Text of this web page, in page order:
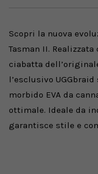
Scopri la nuova
Tasman II.
ciabatta
l’esclusivo
morbido EVA da
ottimale. Ideale da
garantisce stile e